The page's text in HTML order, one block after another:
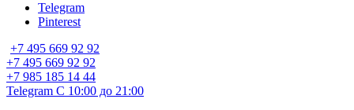
Telegram
Pinterest
+7 495 669 92 92
+7 495 669 92 92
+7 985 185 14 44
Telegram С 10:00 до 21:00